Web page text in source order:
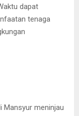
dapat
tenaga
Mansyur meninjau